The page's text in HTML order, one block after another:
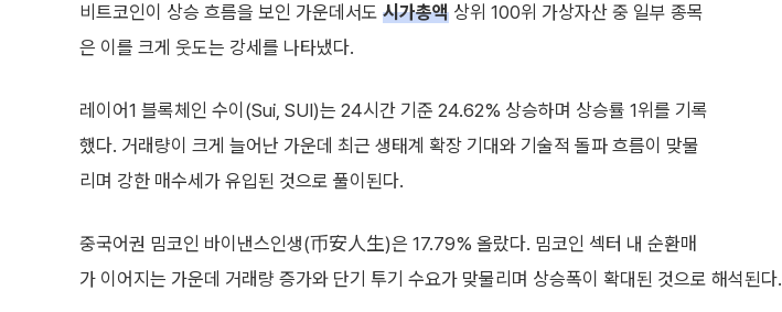
비트코인이 상승 흐름을 보인 가운데서도 시가총액 상위 100위 가상자산 중 일부 종목
은 이를 크게 웃도는 강세를 나타냈다.
레이어1 블록체인 수이(Sui, SUI)는 24시간 기준 24.62% 상승하며 상승률 1위를 기록
했다. 거래량이 크게 늘어난 가운데 최근 생태계 확장 기대와 기술적 돌파 흐름이 맞물
리며 강한 매수세가 유입된 것으로 풀이된다.
중국어권 밈코인 바이낸스인생(币安人生)은 17.79% 올랐다. 밈코인 섹터 내 순환매
가 이어지는 가운데 거래량 증가와 단기 투기 수요가 맞물리며 상승폭이 확대된 것으로 해석된다.